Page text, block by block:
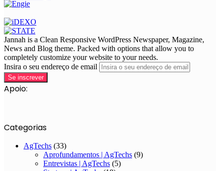
Jannah is a Clean Responsive WordPress Newspaper, Magazine,
News and Blog theme. Packed with options that allow you to
completely customize your website to your needs.
Insira o seu endereço de email
Apoio:
Categorias
AgTechs (33)
Aprofundamentos | AgTechs (9)
Entrevistas | AgTechs (5)